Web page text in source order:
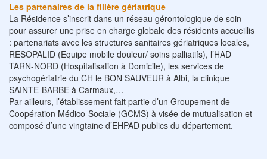
Les partenaires de la filière gériatrique
La Résidence s’inscrit dans un réseau gérontologique de soin
pour assurer une prise en charge globale des résidents accueillis
: partenariats avec les structures sanitaires gériatriques locales,
RESOPALID (Equipe mobile douleur/ soins palliatifs), l’HAD
TARN-NORD (Hospitalisation à Domicile), les services de
psychogériatrie du CH le BON SAUVEUR à Albi, la clinique
SAINTE-BARBE à Carmaux,…
Par ailleurs, l’établissement fait partie d’un Groupement de
Coopération Médico-Sociale (GCMS) à visée de mutualisation et
composé d’une vingtaine d’EHPAD publics du département.